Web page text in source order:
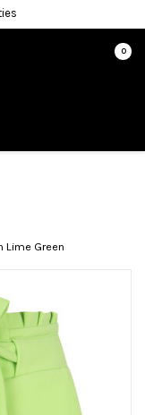
0
Lime Green